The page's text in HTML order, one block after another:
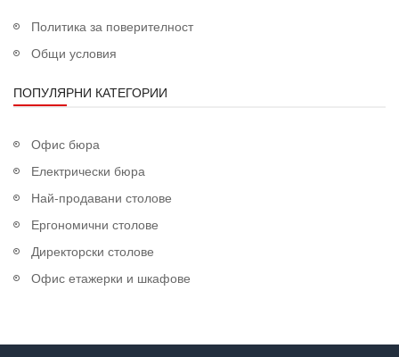
Политика за поверителност
Общи условия
ПОПУЛЯРНИ КАТЕГОРИИ
Офис бюра
Електрически бюра
Най-продавани столове
Ергономични столове
Директорски столове
Офис етажерки и шкафове